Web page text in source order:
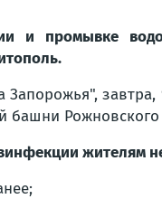
и промывке
башни
жителям